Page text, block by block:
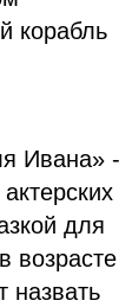
корабль
Ивана» -
для
возрасте
назвать